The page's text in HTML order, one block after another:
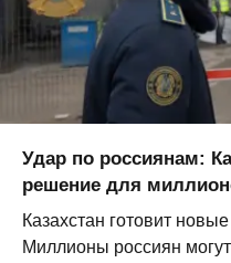
Удар по россиянам:
решение для
Казахстан готовит
Миллионы россиян